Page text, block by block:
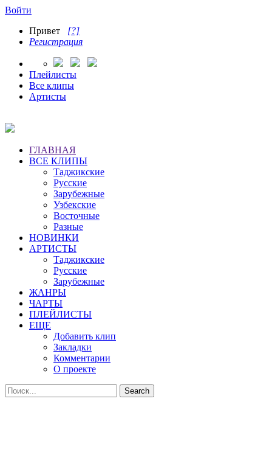
Войти
Привет [?]
Регистрация
Плейлисты
Все клипы
Артисты
ГЛАВНАЯ
ВСЕ КЛИПЫ
Таджикские
Русские
Зарубежные
Узбекские
Восточные
Разные
НОВИНКИ
АРТИСТЫ
Таджикские
Русские
Зарубежные
ЖАНРЫ
ЧАРТЫ
ПЛЕЙЛИСТЫ
ЕЩЕ
Добавить клип
Закладки
Комментарии
О проекте